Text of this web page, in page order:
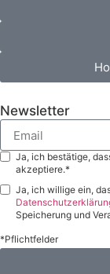
Newsletter
Ja, ich bestätige,
akzeptiere.*
Ja, ich willige ein,
Speicherung und
*Pflichtfelder